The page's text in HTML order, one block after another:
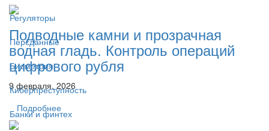
Регуляторы
Персданные
Биометрия
Киберпреступность
Банки и финтех
Подводные камни и прозрачная
водная гладь. Контроль операций
цифрового рубля
9 февраля, 2026
Подробнее